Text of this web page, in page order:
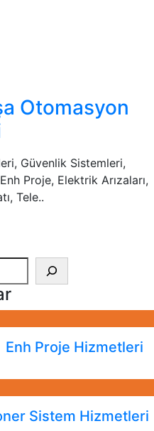
Otomasyon
Güvenlik Sistemleri,
Proje, Elektrik Arızaları,
Tele..
Proje Hizmetleri
Sistem Hizmetleri